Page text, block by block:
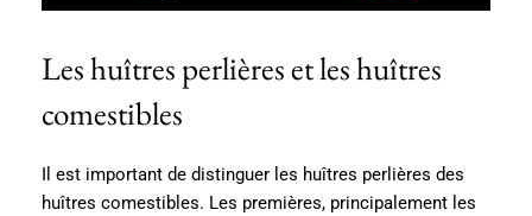
Les huîtres perlières et les huîtres
comestibles
Il est important de distinguer les huîtres perlières des
huîtres comestibles. Les premières, principalement les